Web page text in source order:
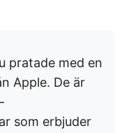
pratade med en
Apple. De är
som erbjuder